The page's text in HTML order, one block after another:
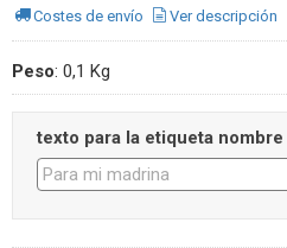
Costes de envío Ver descripción
Peso: 0,1 Kg
texto para la etiqueta nombre